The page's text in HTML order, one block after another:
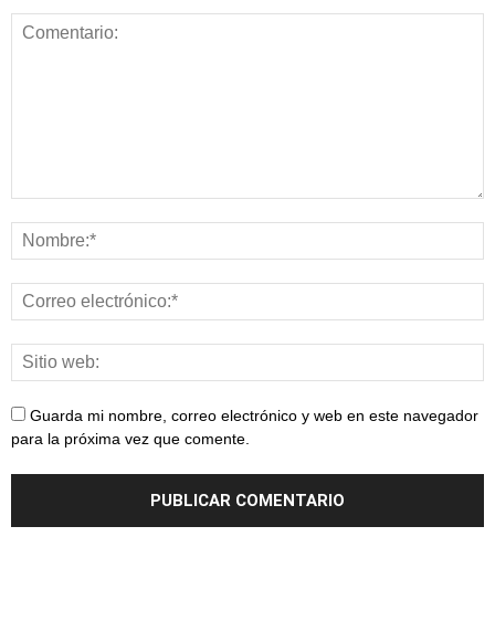
nutrición
Guarda mi nombre, correo electrónico y web en este navegador
para la próxima vez que comente.